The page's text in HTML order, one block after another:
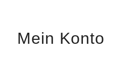
Mein Konto